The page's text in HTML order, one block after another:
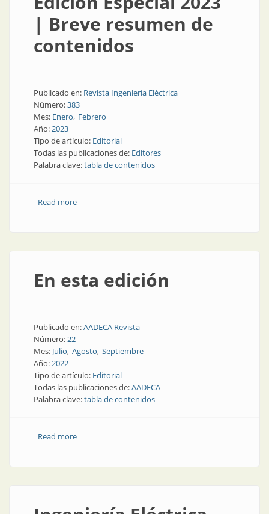
| Breve resumen de
contenidos
Publicado en: Revista Ingeniería Eléctrica
Número:383
Mes: Enero Febrero
Año:2023
Tipo de artículo: Editorial
Todas las publicaciones de: Editores
Palabra clave:tabla de contenidos
Read moreabout Ingeniería Eléctrica Edición Especial 2023 |
En esta edición
Publicado en:AADECA Revista
Número:22
Mes: Julio Agosto Septiembre
Año:2022
Tipo de artículo: Editorial
Todas las publicaciones de:AADECA
Palabra clave:tabla de contenidos
Read moreabout En esta edición